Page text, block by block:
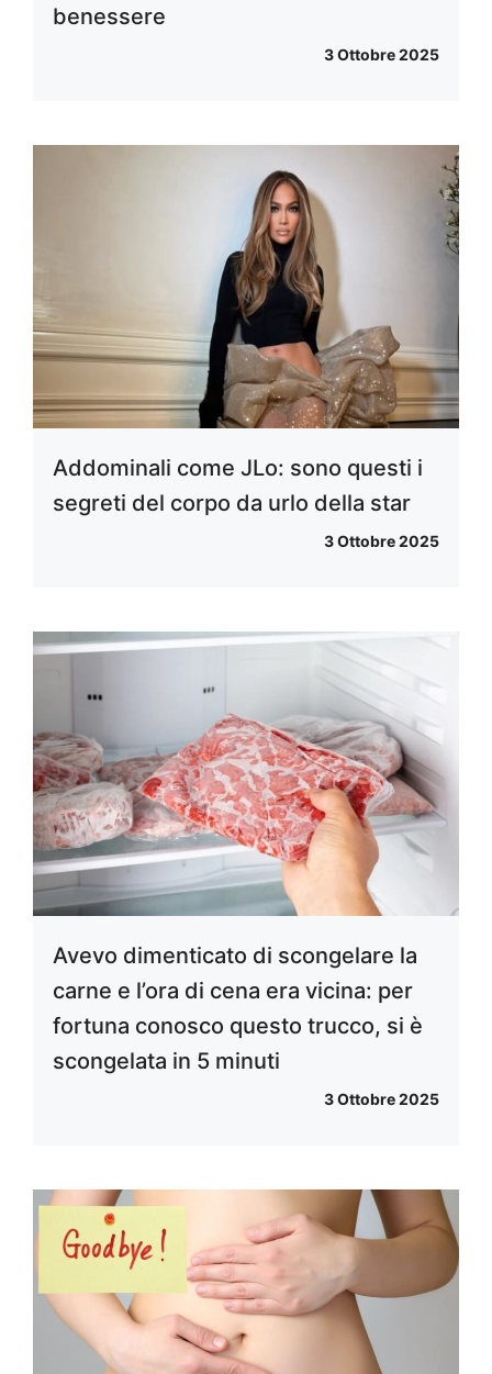
benessere
3 Ottobre 2025
Addominali come JLo: sono questi i
segreti del corpo da urlo della star
3 Ottobre 2025
Avevo dimenticato di scongelare la
carne e l’ora di cena era vicina: per
fortuna conosco questo trucco, si è
scongelata in 5 minuti
3 Ottobre 2025